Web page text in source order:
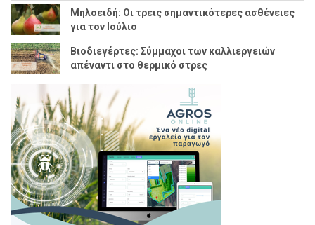
Μηλοειδή: Οι τρεις σημαντικότερες ασθένειες
για τον Ιούλιο
Βιοδιεγέρτες: Σύμμαχοι των καλλιεργειών
απέναντι στο θερμικό στρες